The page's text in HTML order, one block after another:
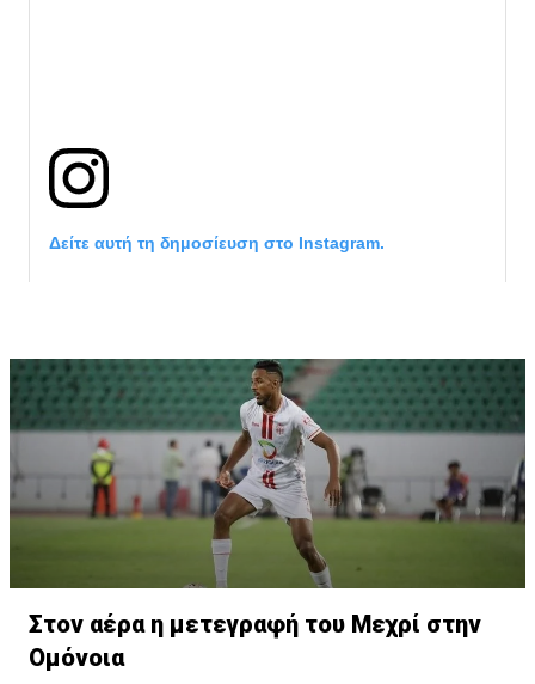
Δείτε αυτή τη δημοσίευση στο Instagram.
Στον αέρα η μετεγραφή του Μεχρί στην
Ομόνοια